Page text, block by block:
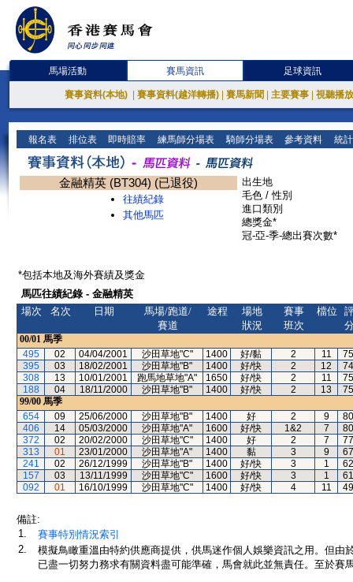
馬場活動 賽馬資訊 足球資訊
賽事資料(本地) 賽事資料(越洋轉播) 賽馬新聞 主要賽事 視聽播
報名表 排位表 即時賠率 練馬師分場表 騎師分場表 參考資料 統
金融精英 (BT304) (已退役)
往績紀錄
其他馬匹
出生地
毛色 / 性別
進口類別
總獎金*
冠-亞-季-總出賽次數*
*包括本地及海外賽績及獎金
馬匹往績紀錄 - 金融精英
場次
名次 日期
馬場/跑道/
賽道
途程
場地
狀況
賽事
班次
檔位
00/01 馬季
495
02 04/04/2001 沙田草地"C" 1400 好/黏 2 11
75
395
03 18/02/2001 沙田草地"B" 1400 好/快 2 12
74
308
13 10/01/2001 跑馬地草地"A" 1650 好/快 2 11
75
188
04 18/11/2000 沙田草地"B" 1400 好/快 2 13
75
99/00 馬季
654
09 25/06/2000 沙田草地"B" 1400 好 2 9
80
406
14 05/03/2000 沙田草地"A" 1600 好/快 1&2 7
80
372
02 20/02/2000 沙田草地"C" 1400 好 2 7
77
313
01 23/01/2000 沙田草地"A" 1400 黏 3 9
67
241
02 26/12/1999 沙田草地"B" 1400 好/快 3 1
62
157
03 13/11/1999 沙田草地"C" 1600 好/快 3 1
61
092
01 16/10/1999 沙田草地"C" 1400 好/快 4 11 49
備註:
1.
賽事特別情況索引
2.
模擬鳥瞰重溫由特約供應商提供，供馬迷作個人娛樂資訊之用。但
已盡一切努力務求有關資料盡可能準確，馬會就此並無責任。至於賽